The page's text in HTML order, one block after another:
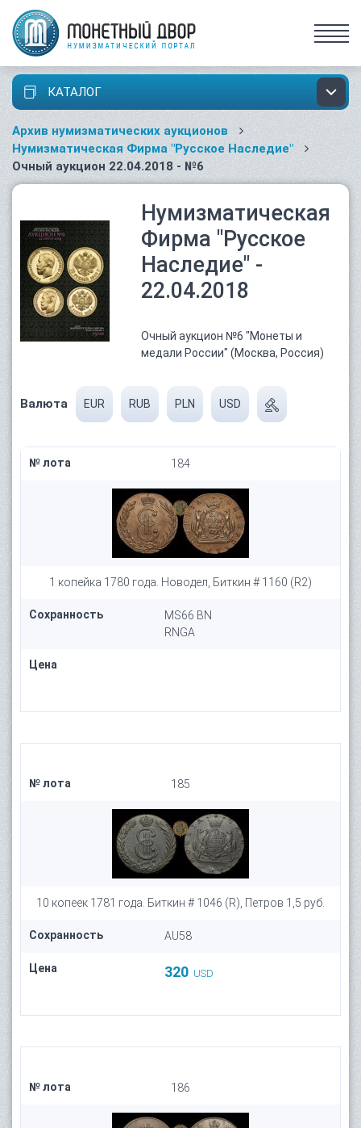
КАТАЛОГ
Архив нумизматических аукционов
Нумизматическая Фирма "Русское Наследие"
Очный аукцион 22.04.2018 - №6
Нумизматическая
Фирма "Русское
Наследие" -
22.04.2018
Очный аукцион №6 "Монеты и
медали России" (Москва, Россия)
Валюта EUR RUB PLN USD
№ лота 184
1 копейка 1780 года. Новодел, Биткин # 1160 (R2)
Сохранность
MS66 BN
RNGA
Цена
№ лота 185
10 копеек 1781 года. Биткин # 1046 (R), Петров 1,5 руб.
Сохранность AU58
Цена 320 USD
№ лота 186